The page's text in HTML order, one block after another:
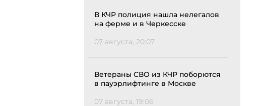
В КЧР полиция нашла нелегалов
на ферме и в Черкесске
07 августа, 20:07
Ветераны СВО из КЧР поборются
в пауэрлифтинге в Москве
07 августа, 19:06